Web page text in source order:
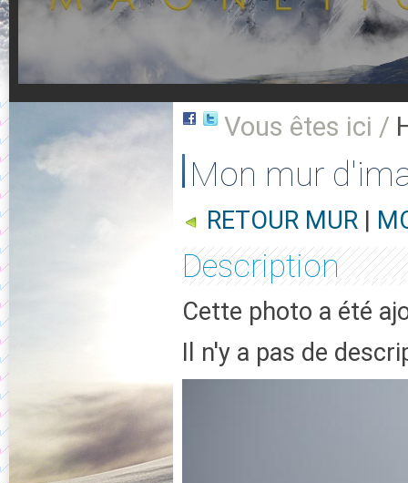
Vous êtes ici /
Mon mur
RETOUR MUR |
Description
Cette photo a été
Il n'y a pas de